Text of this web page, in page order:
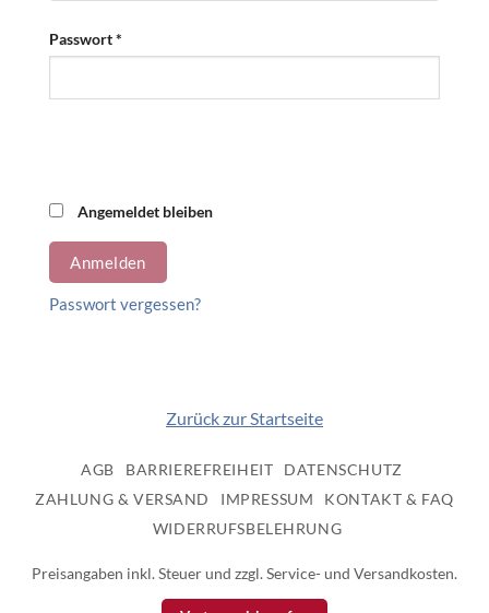
Passwort*
Alternative:
Angemeldet bleiben
Anmelden
Passwort vergessen?
Zurück zur Startseite
AGB BARRIEREFREIHEIT
DATENSCHUTZ
ZAHLUNG & VERSAND
IMPRESSUM
KONTAKT & FAQ
WIDERRUFSBELEHRUNG
Preisangaben inkl. Steuer und zzgl. Service- und Versandkosten.